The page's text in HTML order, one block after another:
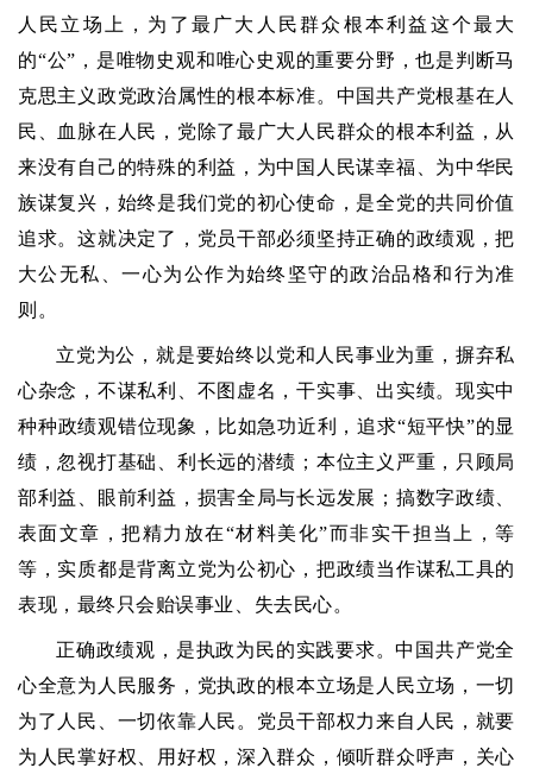
人民立场上，为了最广大人民群众根本利益这个最大
的“公”，是唯物史观和唯心史观的重要分野，也是判断马
克思主义政党政治属性的根本标准。中国共产党根基在人
民、血脉在人民，党除了最广大人民群众的根本利益，从
来没有自己的特殊的利益，为中国人民谋幸福、为中华民
族谋复兴，始终是我们党的初心使命，是全党的共同价值
追求。这就决定了，党员干部必须坚持正确的政绩观，把
大公无私、一心为公作为始终坚守的政治品格和行为准
则。
立党为公，就是要始终以党和人民事业为重，摒弃私
心杂念，不谋私利、不图虚名，干实事、出实绩。现实中
种种政绩观错位现象，比如急功近利，追求“短平快”的显
绩，忽视打基础、利长远的潜绩；本位主义严重，只顾局
部利益、眼前利益，损害全局与长远发展；搞数字政绩、
表面文章，把精力放在“材料美化”而非实干担当上，等
等，实质都是背离立党为公初心，把政绩当作谋私工具的
表现，最终只会贻误事业、失去民心。
正确政绩观，是执政为民的实践要求。中国共产党全
心全意为人民服务，党执政的根本立场是人民立场，一切
为了人民、一切依靠人民。党员干部权力来自人民，就要
为人民掌好权、用好权，深入群众，倾听群众呼声，关心